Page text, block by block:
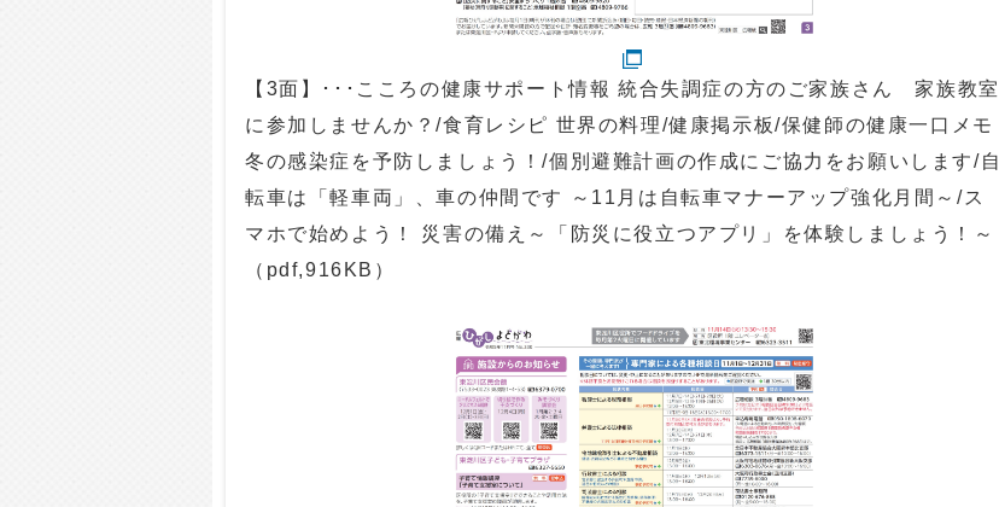
【3面】･･･こころの健康サポート情報 統合失調症の方のご家族さん 家族教室
に参加しませんか？/食育レシピ 世界の料理/健康掲示板/保健師の健康一口メモ
冬の感染症を予防しましょう！/個別避難計画の作成にご協力をお願いします/自
転車は「軽車両」、車の仲間です ～11月は自転車マナーアップ強化月間～/ス
マホで始めよう！ 災害の備え～「防災に役立つアプリ」を体験しましょう！～
（pdf,916KB）